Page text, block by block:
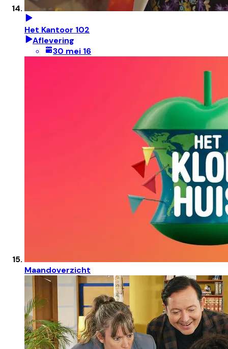
Het Kantoor 102
Aflevering
30 mei 16
Maandoverzicht